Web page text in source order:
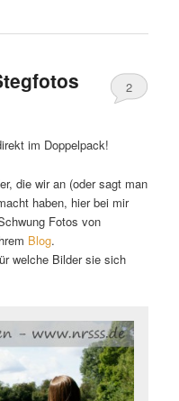
2
im Doppelpack!
die wir an (oder sagt man
haben, hier bei mir
Fotos von
Blog.
welche Bilder sie sich